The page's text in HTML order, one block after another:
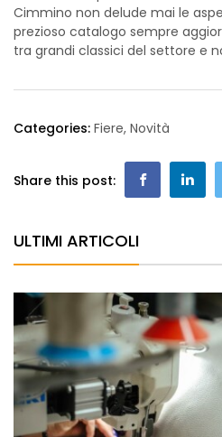
Cimmino non delude mai le
prezioso catalogo sempre
tra grandi classici del settore e
Categories: Fiere, Novità
Share this post:
ULTIMI ARTICOLI